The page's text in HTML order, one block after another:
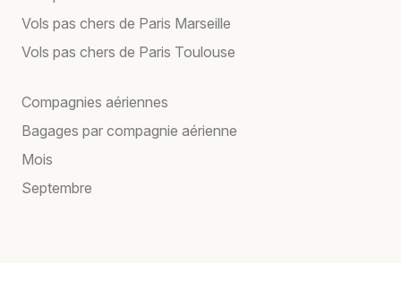
Vols pas chers de Paris Marseille
Vols pas chers de Paris Toulouse
Compagnies aériennes
Bagages par compagnie aérienne
Mois
Septembre